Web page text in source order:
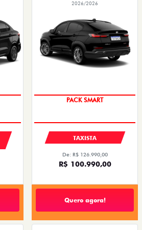
2026/2026
PACK SMART
TAXISTA
De: R$ 126.990,00
R$ 100.990,00
Quero agora!